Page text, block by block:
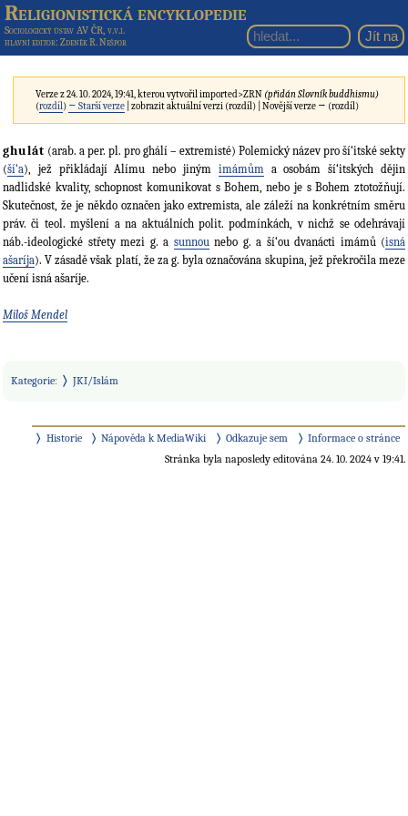
Religionistická encyklopedie
Sociologický ústav AV ČR, v.v.i.
hlavní editor: Zdeněk R. Nešpor
Verze z 24. 10. 2024, 19:41, kterou vytvořilimported>ZRN (přidán Slovník buddhismu)
(rozdíl) ← Starší verze | zobrazit aktuální verzi (rozdíl) | Novější verze → (rozdíl)
ghulát (arab. a per. pl. pro ghálí – extremisté) Polemický název pro ší‘itské sekty
(ší‘a), jež přikládají Alímu nebo jiným imámůma osobám ší‘itských dějin
nadlidské kvality, schopnost komunikovat s Bohem, nebo je s Bohem ztotožňují.
Skutečnost, že je někdo označen jako extremista, ale záleží na konkrétním směru
práv. či teol. myšlení a na aktuálních polit. podmínkách, v nichž se odehrávají
náb.-ideologické střety mezi g. a sunnounebo g. a ší‘ou dvanácti imámů (isná
ašaríja). V zásadě však platí, že za g. byla označována skupina, jež překročila meze
učení isná ašaríje.
Miloš Mendel
Kategorie: JKI/Islám
Historie Nápověda k MediaWiki Odkazuje sem
Informace o stránce
Stránka byla naposledy editována 24. 10. 2024 v 19:41.